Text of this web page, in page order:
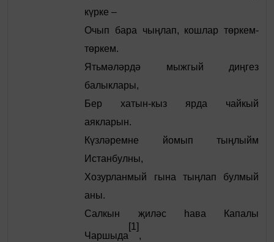
күрке –
Очып бара чыңлап, кошлар төркем-
төркем.
Ятьмәләрдә мыжгый диңгез
балыклары,
Бер хатын-кыз ярда чайкый
аякларын.
Күзләремне йомып тыңлыйм
Истанбулны,
Хозурланмый гына тыңлап булмый
аны.
Салкын җиләс һава Капалы
Чаршыда
[1]
,